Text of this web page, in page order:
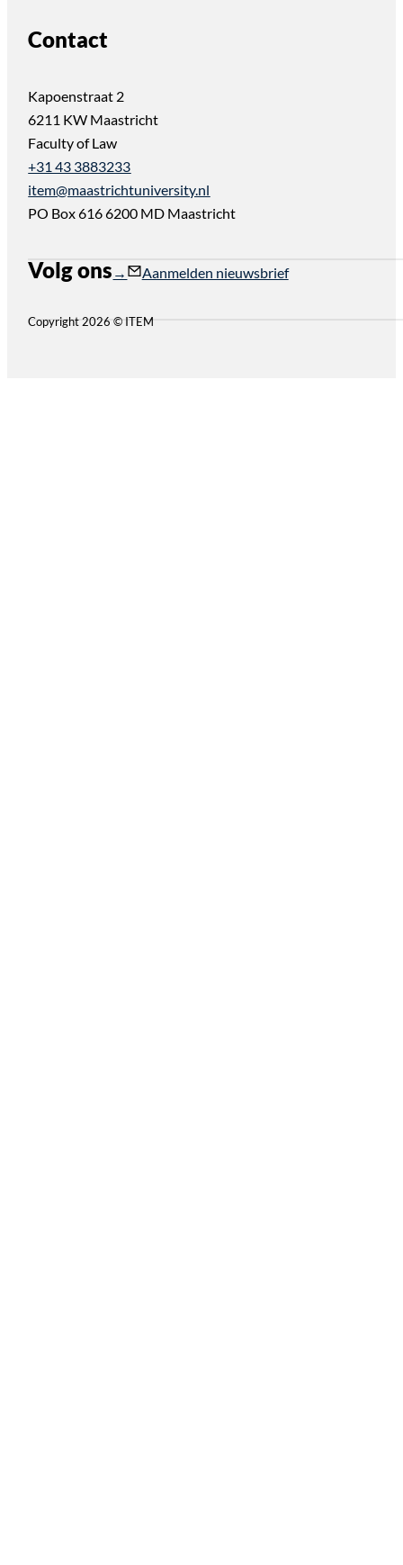
Contact
Kapoenstraat 2
6211 KW Maastricht
Faculty of Law
+31 43 3883233
item@maastrichtuniversity.nl
PO Box 616 6200 MD Maastricht
Volg ons Follow us on Instagram
Follow us on YouTube
Aanmelden nieuwsbrief
Copyright 2026 © ITEM